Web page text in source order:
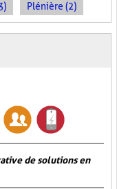
Plénière (2)
de solutions en